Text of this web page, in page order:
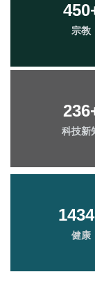
450
宗教
236
科技新
1434
健康